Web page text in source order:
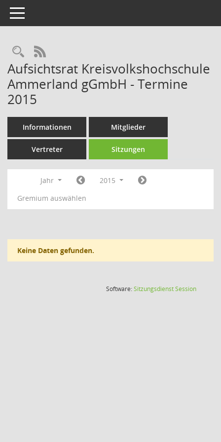
Toggle navigation
Rechercheauswahl
RSS-Feed
Aufsichtsrat Kreisvolkshochschule
Ammerland gGmbH - Termine
2015
Informationen Mitglieder
Vertreter Sitzungen
Jahr
2015
Gremium auswählen
Keine Daten gefunden.
Software:SitzungsdienstSession(Wird in